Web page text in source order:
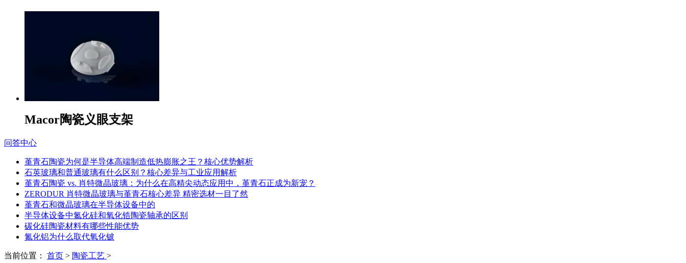
Macor陶瓷义眼支架
问答中心
堇青石陶瓷为何是半导体高端制造低热膨胀之王？核心优势解析
石英玻璃和普通玻璃有什么区别？核心差异与工业应用解析
堇青石陶瓷 vs. 肖特微晶玻璃：为什么在高精尖动态应用中，堇青石正成为新宠？
ZERODUR 肖特微晶玻璃与堇青石核心差异 精密选材一目了然
堇青石和微晶玻璃在半导体设备中的
半导体设备中氮化硅和氧化锆陶瓷轴承的区别
碳化硅陶瓷材料有哪些性能优势
氮化铝为什么取代氧化铍
当前位置： 首页 > 陶瓷工艺 >